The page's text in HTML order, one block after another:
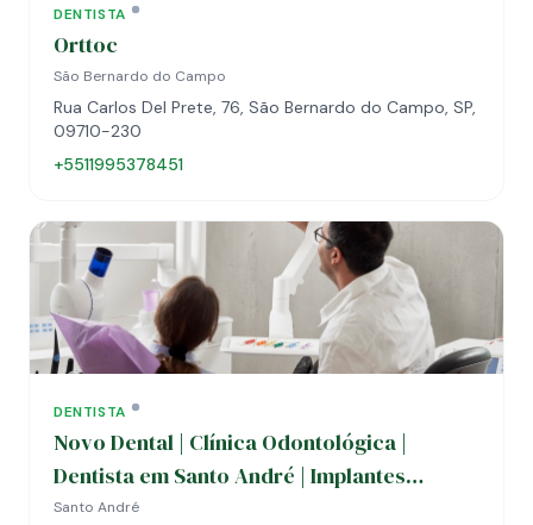
DENTISTA
Orttoc
São Bernardo do Campo
Rua Carlos Del Prete, 76, São Bernardo do Campo, SP,
09710-230
+5511995378451
DENTISTA
Novo Dental | Clínica Odontológica |
Dentista em Santo André | Implantes
Dentários | Alinhadores | Clareamento
Santo André